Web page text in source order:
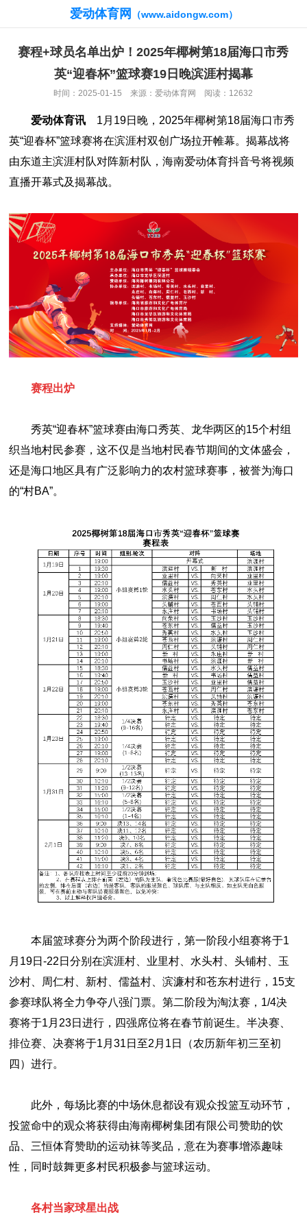
爱动体育网 （www.aidongw.com）
赛程+球员名单出炉！2025年椰树第18届海口市秀
英“迎春杯”篮球赛19日晚滨涯村揭幕
时间：2025-01-15 来源：爱动体育网 阅读：12632
爱动体育讯 1月19日晚，2025年椰树第18届海口市秀
英“迎春杯”篮球赛将在滨涯村双创广场拉开帷幕。揭幕战将
由东道主滨涯村队对阵新村队，海南爱动体育抖音号将视频
直播开幕式及揭幕战。
赛程出炉
秀英“迎春杯”篮球赛由海口秀英、龙华两区的15个村组
织当地村民参赛，这不仅是当地村民春节期间的文体盛会，
还是海口地区具有广泛影响力的农村篮球赛事，被誉为海口
的“村BA”。
本届篮球赛分为两个阶段进行，第一阶段小组赛将于1
月19日-22日分别在滨涯村、业里村、水头村、头铺村、玉
沙村、周仁村、新村、儒益村、滨濂村和苍东村进行，15支
参赛球队将全力争夺八强门票。第二阶段为淘汰赛，1/4决
赛将于1月23日进行，四强席位将在春节前诞生。半决赛、
排位赛、决赛将于1月31日至2月1日（农历新年初三至初
四）进行。
此外，每场比赛的中场休息都设有观众投篮互动环节，
投篮命中的观众将获得由海南椰树集团有限公司赞助的饮
品、三恒体育赞助的运动袜等奖品，意在为赛事增添趣味
性，同时鼓舞更多村民积极参与篮球运动。
各村当家球星出战